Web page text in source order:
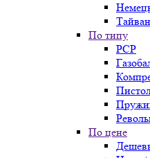
По типу
PCP
По цене